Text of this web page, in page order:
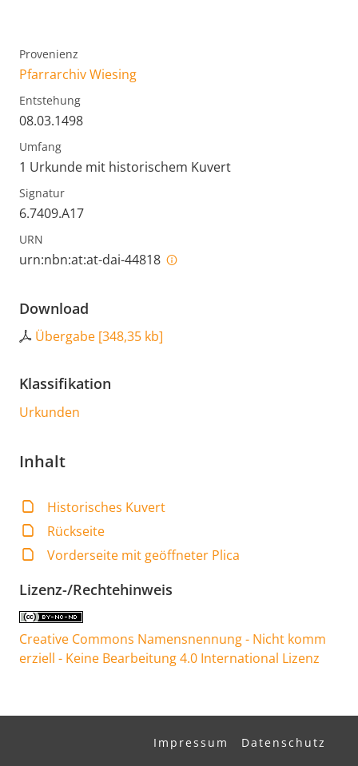
Provenienz
Pfarrarchiv Wiesing
Entstehung
08.03.1498
Umfang
1 Urkunde mit historischem Kuvert
Signatur
6.7409.A17
URN
urn:nbn:at:at-dai-44818
Download
Übergabe [348,35 kb]
Klassifikation
Urkunden
Inhalt
Historisches Kuvert
Rückseite
Vorderseite mit geöffneter Plica
Lizenz-/Rechtehinweis
Creative Commons Namensnennung - Nicht komm
erziell - Keine Bearbeitung 4.0 International Lizenz
Impressum Datenschutz